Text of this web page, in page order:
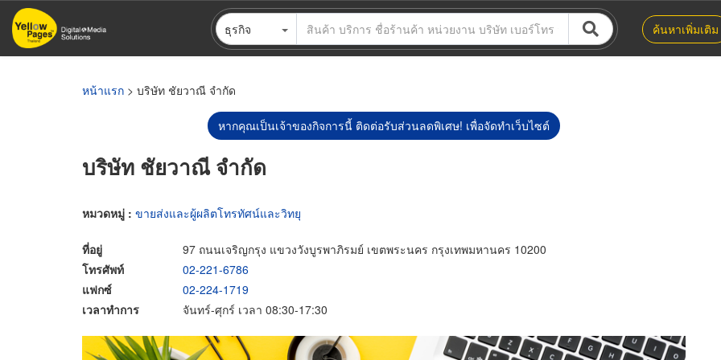
ข้าม
ไป
ธุรกิจ ค้นหาเพิ่มเติม
หน้าแรก > บริษัท ชัยวาณี จำกัด
หากคุณเป็นเจ้าของกิจการนี้ ติดต่อรับส่วนลดพิเศษ! เพื่อจัดทำเว็บไซต์
บริษัท ชัยวาณี จำกัด
หมวดหมู่ : ขายส่งและผู้ผลิตโทรทัศน์และวิทยุ
ที่อยู่
97 ถนนเจริญกรุง แขวงวังบูรพาภิรมย์ เขตพระนคร กรุงเทพมหานคร 10200
โทรศัพท์
02-221-6786
แฟกซ์
02-224-1719
เวลาทำการ
จันทร์-ศุกร์ เวลา 08:30-17:30